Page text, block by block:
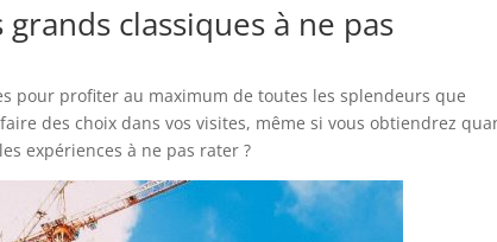
classiques à ne pas
pour profiter au maximum de toutes les splendeurs que
des choix dans vos visites, même si vous obtiendrez
expériences à ne pas rater ?